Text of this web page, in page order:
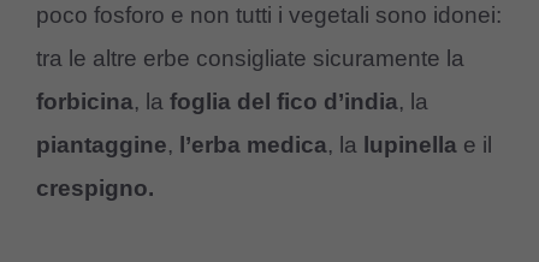
poco fosforo e non tutti i vegetali sono idonei:
tra le altre erbe consigliate sicuramente la
forbicina, la foglia del fico d’india, la
piantaggine, l’erba medica, la lupinella e il
crespigno.